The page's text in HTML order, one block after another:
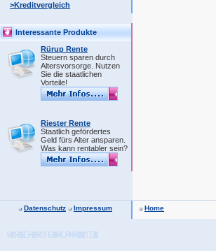
>Kreditvergleich
Interessante Produkte
Rürup Rente
Steuern sparen durch
Altersvorsorge. Nutzen
Sie die staatlichen
Vorteile!
Riester Rente
Staatlich gefördertes
Geld fürs Alter ansparen.
Was kann rentabler sein?
Datenschutz Impressum Home